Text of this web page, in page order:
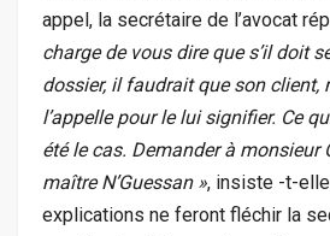
appel, la secrétaire de l’avocat
charge de vous dire que s’il doit
dossier, il faudrait que son client,
l’appelle pour le lui signifier. Ce
été le cas. Demander à monsieur
maître N’Guessan », insiste -t-
explications ne feront fléchir la